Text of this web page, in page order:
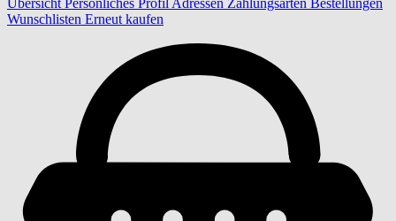
Übersicht Persönliches Profil Adressen Zahlungsarten Bestellungen
Wunschlisten Erneut kaufen